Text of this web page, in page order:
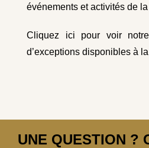
événements et activités de
Cliquez ici pour voir
d’exceptions disponibles à
UNE QUESTION ?